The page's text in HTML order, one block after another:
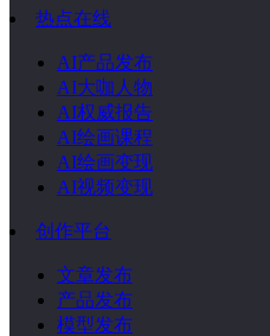
热点在线
AI产品发布
AI大咖人物
AI权威报告
AI绘画课程
AI绘画变现
AI视频变现
创作平台
文章发布
产品发布
模型发布